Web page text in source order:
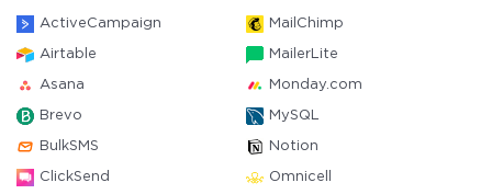
ActiveCampaign MailChimp
Airtable MailerLite
Asana Monday.com
Brevo MySQL
BulkSMS Notion
ClickSend Omnicell